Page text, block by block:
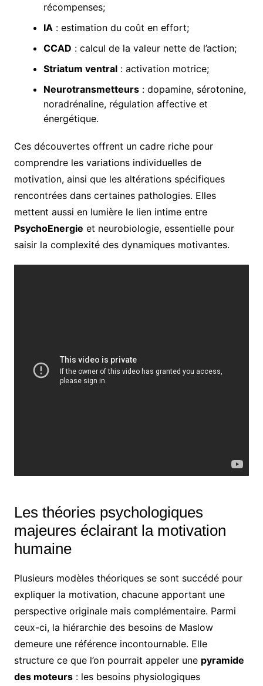
récompenses;
IA : estimation du coût en effort;
CCAD : calcul de la valeur nette de l’action;
Striatum ventral: activation motrice;
Neurotransmetteurs: dopamine, sérotonine,
noradrénaline, régulation affective et
énergétique.
Ces découvertes offrent un cadre riche pour
comprendre les variations individuelles de
motivation, ainsi que les altérations spécifiques
rencontrées dans certaines pathologies. Elles
mettent aussi en lumière le lien intime entre
PsychoEnergie et neurobiologie, essentielle pour
saisir la complexité des dynamiques motivantes.
Les théories psychologiques
majeures éclairant la motivation
humaine
Plusieurs modèles théoriques se sont succédé pour
expliquer la motivation, chacune apportant une
perspective originale mais complémentaire. Parmi
ceux-ci, la hiérarchie des besoins de Maslow
demeure une référence incontournable. Elle
structure ce que l’on pourrait appeler une pyramide
des moteurs: les besoins physiologiques